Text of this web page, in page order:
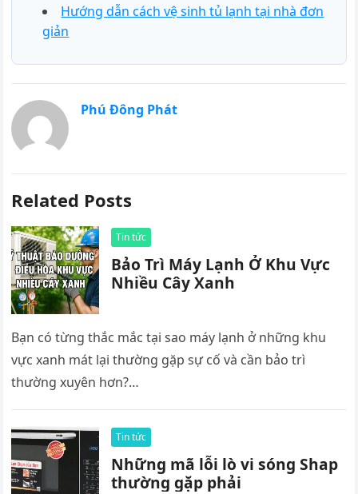
Hướng dẫn cách vệ sinh tủ lạnh tại nhà đơn
giản
Phú Đông Phát
Related Posts
Tin tức
Bảo Trì Máy Lạnh Ở Khu Vực
Nhiều Cây Xanh
Bạn có từng thắc mắc tại sao máy lạnh ở những khu
vực xanh mát lại thường gặp sự cố và cần bảo trì
thường xuyên hơn?…
Tin tức
Những mã lỗi lò vi sóng Shap
thường gặp phải